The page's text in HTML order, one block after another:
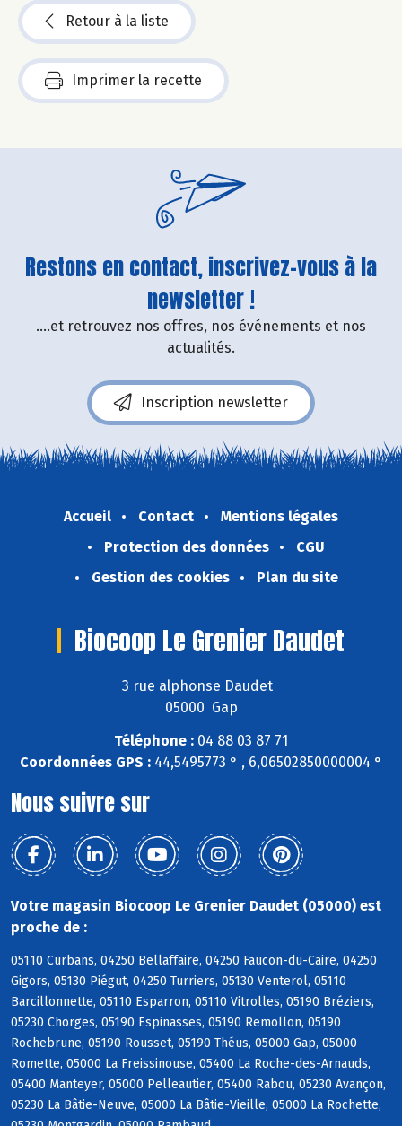
Retour à la liste
Imprimer la recette
Restons en contact, inscrivez-vous à la
newsletter !
....et retrouvez nos offres, nos événements et nos
actualités.
Inscription newsletter
Accueil Contact
Mentions légales
Protection des données
CGU
Gestion des cookies
Plan du site
Biocoop Le Grenier Daudet
3 rue alphonse Daudet
05000 Gap
Téléphone : 04 88 03 87 71
Coordonnées GPS : 44,5495773 ° , 6,06502850000004 °
Nous suivre sur
Votre magasin Biocoop Le Grenier Daudet (05000) est
proche de :
05110 Curbans, 04250 Bellaffaire, 04250 Faucon-du-Caire, 04250
Gigors, 05130 Piégut, 04250 Turriers, 05130 Venterol, 05110
Barcillonnette, 05110 Esparron, 05110 Vitrolles, 05190 Bréziers,
05230 Chorges, 05190 Espinasses, 05190 Remollon, 05190
Rochebrune, 05190 Rousset, 05190 Théus, 05000 Gap, 05000
Romette, 05000 La Freissinouse, 05400 La Roche-des-Arnauds,
05400 Manteyer, 05000 Pelleautier, 05400 Rabou, 05230 Avançon,
05230 La Bâtie-Neuve, 05000 La Bâtie-Vieille, 05000 La Rochette,